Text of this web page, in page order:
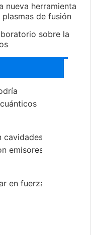
nueva herramienta
de fusión
sobre la
cavidades
emisores
en fuerza